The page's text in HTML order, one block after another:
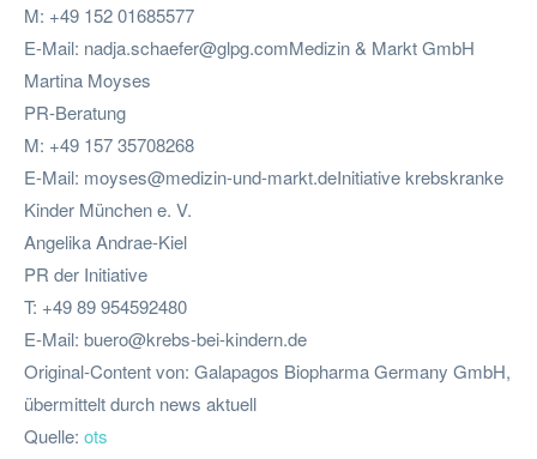
M: +49 152 01685577
E-Mail: nadja.schaefer@glpg.comMedizin& Markt GmbH
Martina Moyses
PR-Beratung
M: +49 157 35708268
E-Mail: moyses@medizin-und-markt.deInitiative krebskranke
Kinder München e. V.
Angelika Andrae-Kiel
PR der Initiative
T: +49 89 954592480
E-Mail: buero@krebs-bei-kindern.de
Original-Content von: Galapagos Biopharma Germany GmbH,
übermittelt durch news aktuell
Quelle: ots